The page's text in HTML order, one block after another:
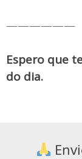
——————
Espero que
do dia.